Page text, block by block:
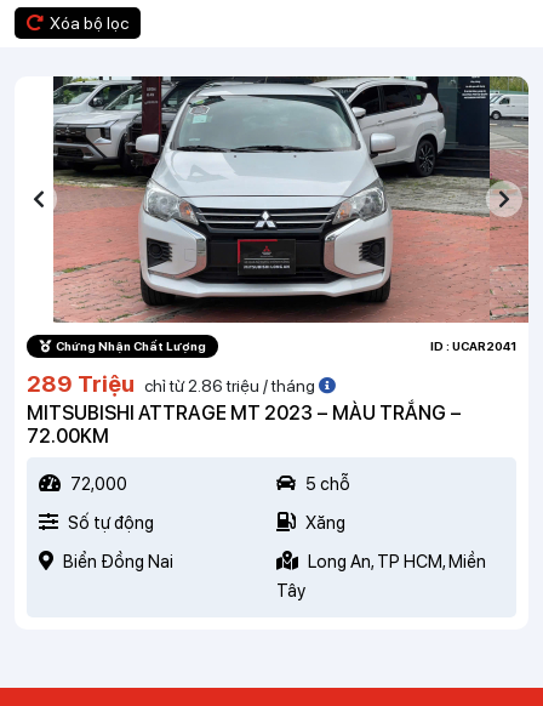
Xóa bộ lọc
Chứng Nhận Chất Lượng ID : UCAR2041
289 Triệu chỉ từ 2.86 triệu / tháng
MITSUBISHI ATTRAGE MT 2023 – MÀU TRẮNG –
72.00KM
72,000
5 chỗ
Số tự động
Xăng
Biển Đồng Nai
Long An, TP HCM, Miền
Tây